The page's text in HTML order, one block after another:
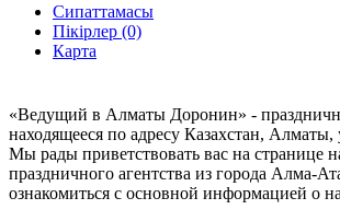
Сипаттамасы
Пікірлер (0)
Карта
«Ведущий в Алматы Доронин» -
находящееся по адресу Казахстан, Алматы,
Мы рады приветствовать вас на странице
праздничного агентства из города Алма-
ознакомиться с основной информацией о